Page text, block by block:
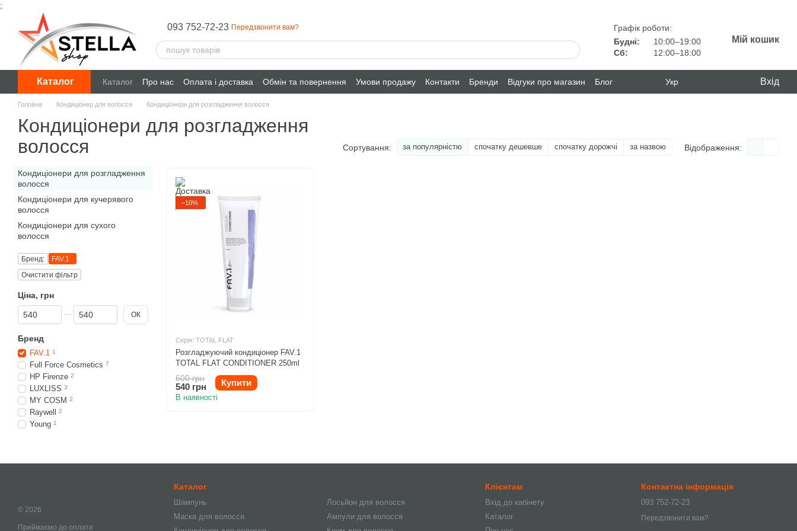
;
Перейти до основного контенту
093 752-72-23 Передзвонити вам?
Графік роботи:
Будні:
10:00–19:00
Сб:
12:00–18:00
Мій кошик
Каталог Каталог Про нас Оплата і доставка Обмін та повернення Умови продажу Контакти Бренди Відгуки про магазин Блог Укр Вхід
Головна Кондиціонер для волосся Кондиціонери для розгладження волосся
Кондиціонери для розгладження
волосся
Сортування: за популярністю спочатку дешевше спочатку дорожчі за назвою Відображення:
−10%
Серія: TOTAL FLAT
Розгладжуючий кондиціонер FAV.1
TOTAL FLAT CONDITIONER 250ml
600 грн
540 грн Купити
В наявності
Кондиціонери для розгладження
волосся
Кондиціонери для кучерявого
волосся
Кондиціонери для сухого
волосся
Бренд:
FAV.1
Очистити фільтр
Ціна, грн
Від Ціна, грн
До Ціна, грн ОК
Бренд
FAV.1 1
Full Force Cosmetics 7
HP Firenze 2
LUXLISS 3
MY COSM 2
Raywell 2
Young 1
© 2026
Приймаємо до оплати
Каталог
Шампунь
Маска для волосся
Лосьйон для волосся
Ампули для волосся
Клієнтам
Вхід до кабінету
Каталог
Контактна інформація
093 752-72-23
Передзвонити вам?